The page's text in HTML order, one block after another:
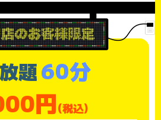
題60分
円(税込)